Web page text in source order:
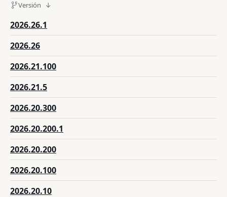
Versión
2026.26.1
2026.26
2026.21.100
2026.21.5
2026.20.300
2026.20.200.1
2026.20.200
2026.20.100
2026.20.10